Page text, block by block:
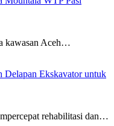
kawasan Aceh…
Ekskavator untuk
rehabilitasi dan…